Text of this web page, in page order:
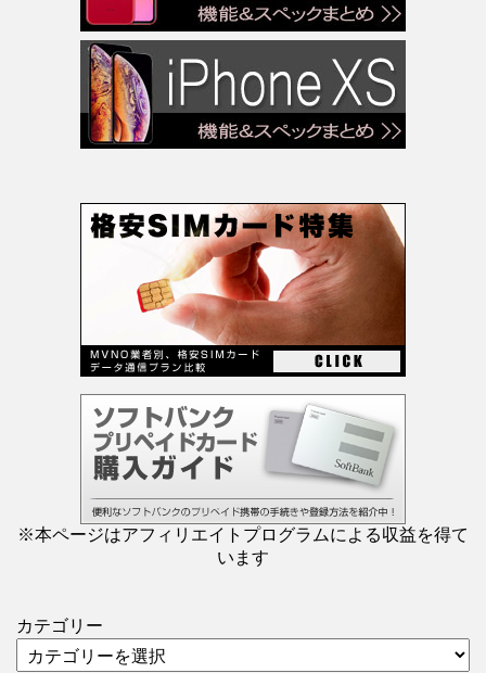
※本ページはアフィリエイトプログラムによる収益を得て
います
カテゴリー